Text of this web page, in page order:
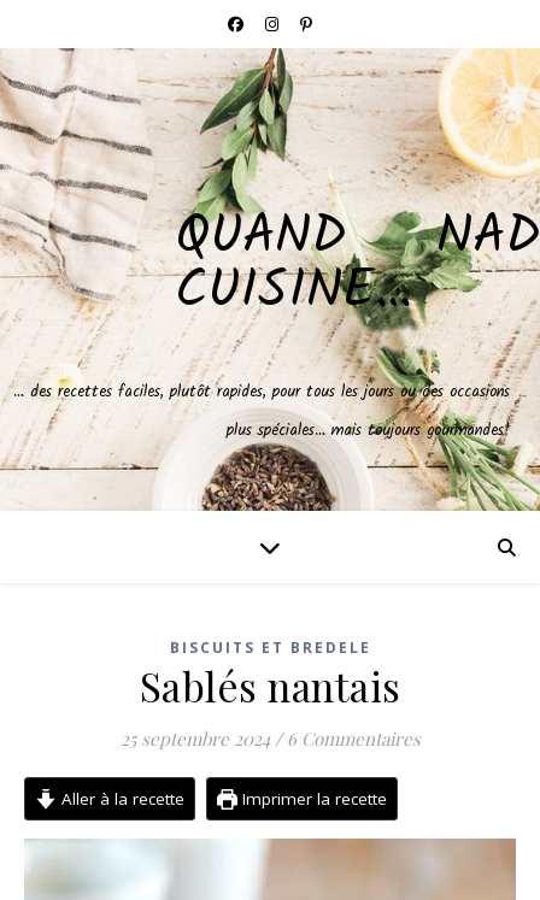
QUAND NAD
CUISINE…
… des recettes faciles, plutôt rapides, pour tous les jours ou des occasions
plus spéciales… mais toujours gourmandes!
BISCUITS ET BREDELE
Sablés nantais
25 septembre 2024 / 6 Commentaires
Aller à la recette Imprimer la recette